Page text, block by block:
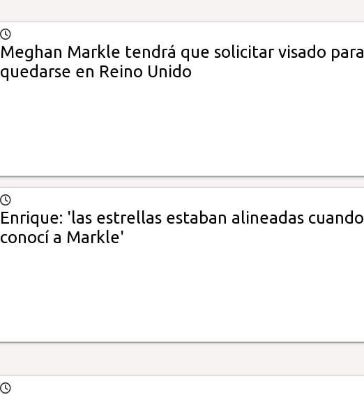
Meghan Markle tendrá que solicitar visado para
quedarse en Reino Unido
Enrique: 'las estrellas estaban alineadas cuando
conocí a Markle'